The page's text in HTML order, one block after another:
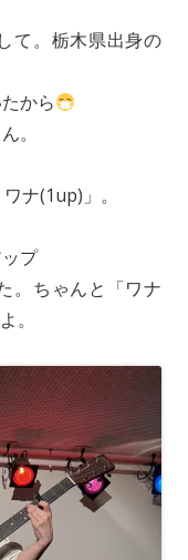
て。栃木県出身の
から
。
ナ(1up)」。
プ
。ちゃんと「ワナ
。